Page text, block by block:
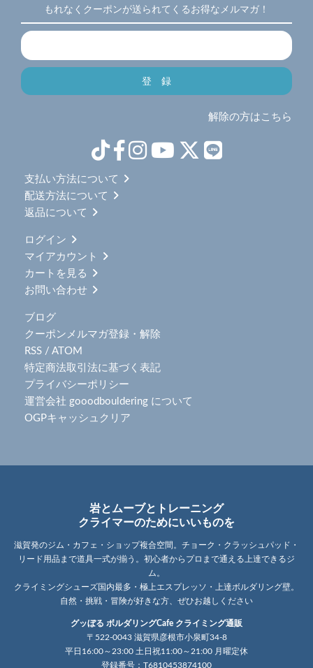
もれなくクーポンが送られてくるお得なメルマガ！
解除の方はこちら
支払い方法について
配送方法について
返品について
ログイン
マイアカウント
カートを見る
お問い合わせ
ブログ
クーポンメルマガ登録・解除
RSS / ATOM
特定商法取引法に基づく表記
プライバシーポリシー
運営会社 gooodbouldering について
OGPキャッシュクリア
岩とムーブとトレーニング
クライマーのためにいいものを
滋賀発のジム・カフェ・ショップ複合空間。チョーク・クラッシュパッド・
リード用品まで道具一式が揃う。初心者からプロまで通える上達できるジ
ム。
クライミングシューズ国内最多・極上エスプレッソ・上達ボルダリング壁。
自然・挑戦・冒険が好きな方、ぜひお越しください
グッぼる ボルダリングCafe クライミング通販
〒522-0043 滋賀県彦根市小泉町34-8
平日16:00～23:00 土日祝11:00～21:00 月曜定休
登録番号：T6810453874100